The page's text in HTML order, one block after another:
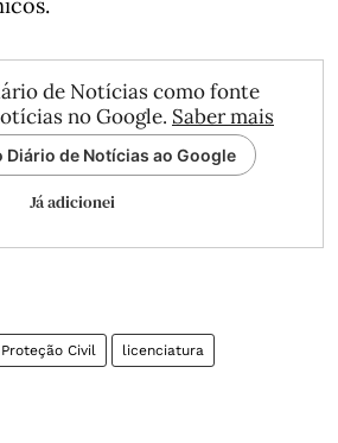
de Notícias como fonte
no Google. Saber mais
Diário de Notícias ao Google
Já adicionei
Proteção Civil licenciatura